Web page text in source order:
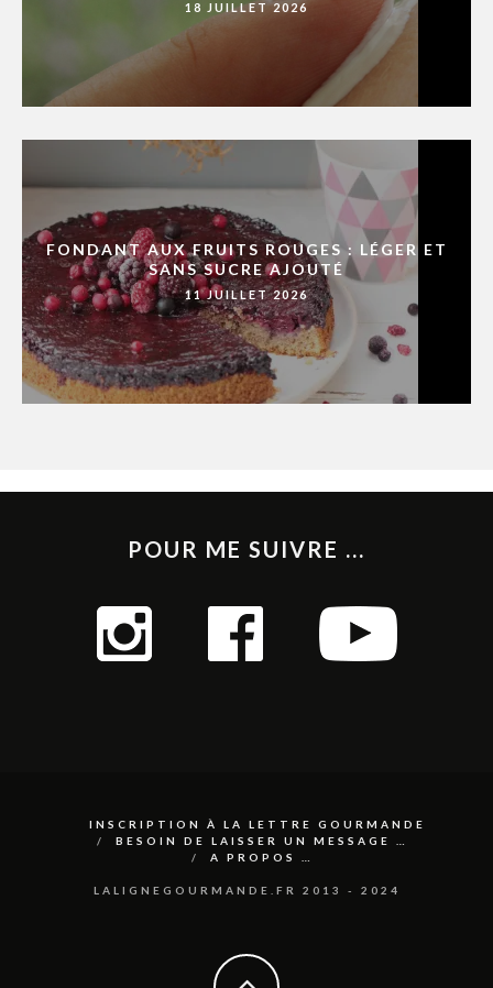
18 JUILLET 2026
FONDANT AUX FRUITS ROUGES : LÉGER ET
SANS SUCRE AJOUTÉ
11 JUILLET 2026
POUR ME SUIVRE ...
INSCRIPTION À LA LETTRE GOURMANDE
BESOIN DE LAISSER UN MESSAGE …
A PROPOS …
LALIGNEGOURMANDE.FR 2013 - 2024